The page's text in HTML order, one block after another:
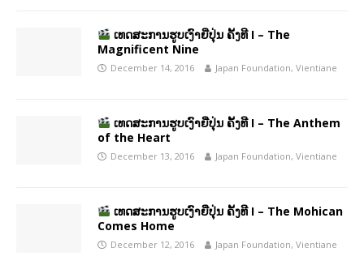
ເທດສະການຮູບເງົາຍີ່ປຸ່ນ ຄັ້ງທີ I – The
Magnificent Nine
December 14, 2016 Japan Foundation, Vientiane
ເທດສະການຮູບເງົາຍີ່ປຸ່ນ ຄັ້ງທີ I – The Anthem
of the Heart
December 13, 2016 Japan Foundation, Vientiane
ເທດສະການຮູບເງົາຍີ່ປຸ່ນ ຄັ້ງທີ I – The Mohican
Comes Home
December 12, 2016 Japan Foundation, Vientiane